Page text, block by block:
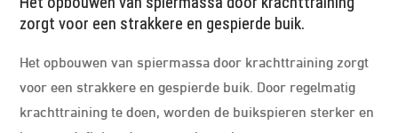
zorgt voor een strakkere en gespierde buik.
Het opbouwen van spiermassa door krachttraining zorgt
voor een strakkere en gespierde buik. Door regelmatig
krachttraining te doen, worden de buikspieren sterker en